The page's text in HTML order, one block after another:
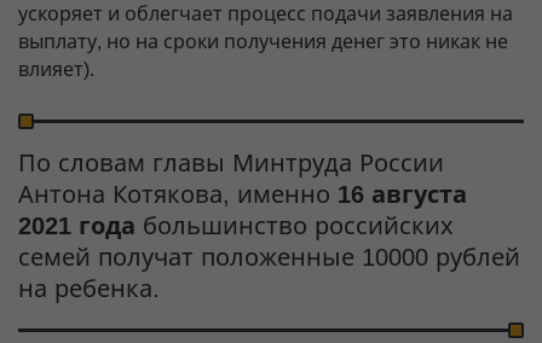
ускоряет и облегчает процесс подачи заявления на
выплату, но на сроки получения денег это никак не
влияет).
По словам главы Минтруда России
Антона Котякова, именно 16 августа
2021 года большинство российских
семей получат положенные 10000 рублей
на ребенка.